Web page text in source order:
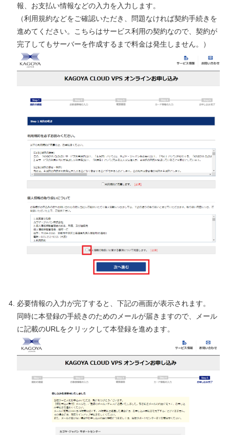
報、お支払い情報などの入力を入力します。
（利用規約などをご確認いただき、問題なければ契約手続きを
進めてください。こちらはサービス利用の契約なので、契約が
完了してもサーバーを作成するまで料金は発生しません。）
必要情報の入力が完了すると、下記の画面が表示されます。
同時に本登録の手続きのためのメールが届きますので、メール
に記載のURLをクリックして本登録を進めます。